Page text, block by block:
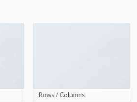
Rows / Columns